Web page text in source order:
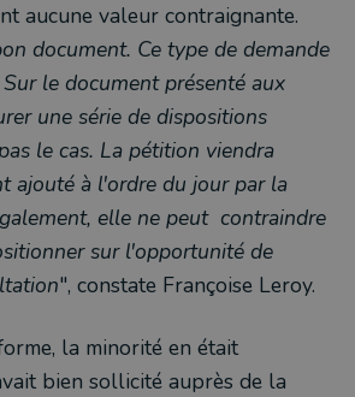
aucune valeur contraignante.
document. Ce type de demande
le document présenté aux
une série de dispositions
le cas. La pétition viendra
ajouté à l'ordre du jour par la
elle ne peut contraindre
sur l'opportunité de
", constate Françoise Leroy.
la minorité en était
bien sollicité auprès de la